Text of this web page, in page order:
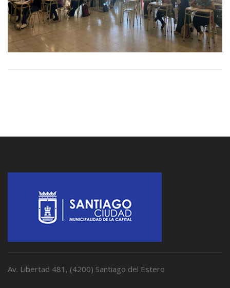
Av. Libertad 481, (4200) Santiago del Estero